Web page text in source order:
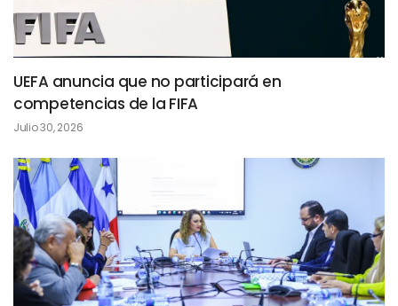
UEFA anuncia que no participará en
competencias de la FIFA
Julio 30, 2026